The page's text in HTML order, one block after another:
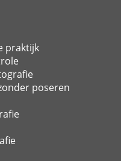
praktijk
poseren